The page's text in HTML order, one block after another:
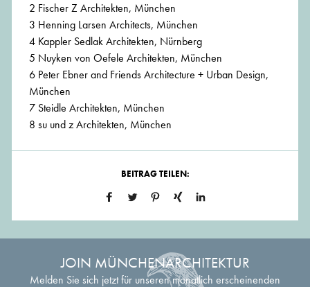
2 Fischer Z Architekten, München
3 Henning Larsen Architects, München
4 Kappler Sedlak Architekten, Nürnberg
5 Nuyken von Oefele Architekten, München
6 Peter Ebner and Friends Architecture + Urban Design,
München
7 Steidle Architekten, München
8 su und z Architekten, München
BEITRAG TEILEN:
JOIN MÜNCHENARCHITEKTUR
Melden Sie sich jetzt für unseren monatlich erscheinenden